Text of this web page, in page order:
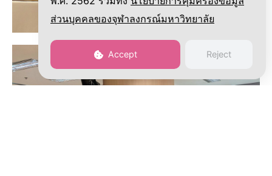
ส่วนบุคคลของจุฬาลงกรณ์มหาวิทยาลัย
Accept Reject